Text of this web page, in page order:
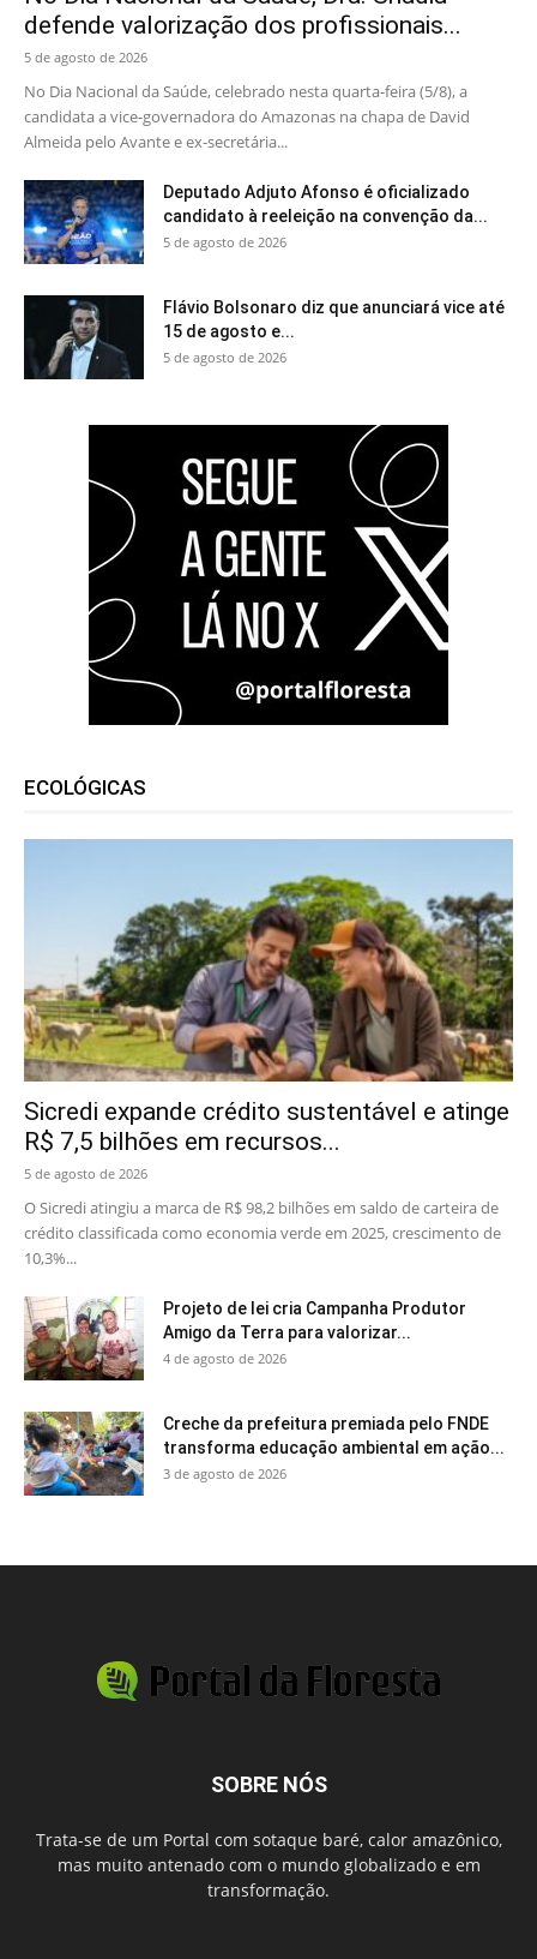
defende valorização dos profissionais...
5 de agosto de 2026
No Dia Nacional da Saúde, celebrado nesta quarta-feira (5/8), a
candidata a vice-governadora do Amazonas na chapa de David
Almeida pelo Avante e ex-secretária...
Deputado Adjuto Afonso é oficializado
candidato à reeleição na convenção da...
5 de agosto de 2026
Flávio Bolsonaro diz que anunciará vice até
15 de agosto e...
5 de agosto de 2026
ECOLÓGICAS
Sicredi expande crédito sustentável e atinge
R$ 7,5 bilhões em recursos...
5 de agosto de 2026
O Sicredi atingiu a marca de R$ 98,2 bilhões em saldo de carteira de
crédito classificada como economia verde em 2025, crescimento de
10,3%...
Projeto de lei cria Campanha Produtor
Amigo da Terra para valorizar...
4 de agosto de 2026
Creche da prefeitura premiada pelo FNDE
transforma educação ambiental em ação...
3 de agosto de 2026
SOBRE NÓS
Trata-se de um Portal com sotaque baré, calor amazônico,
mas muito antenado com o mundo globalizado e em
transformação.